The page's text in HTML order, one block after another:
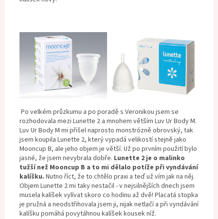
Po velkém průzkumu a po poradě s Veronikou jsem se
rozhodovala mezi Lunette 2 a mnohem větším Luv Ur Body M.
Luv Ur Body M mi přišel naprosto monstrózně obrovský, tak
jsem koupila Lunette 2, který vypadá velikostí stejně jako
Mooncup B, ale jeho objem je větší. Už po prvním použití bylo
jasné, že jsem nevybrala dobře. Lunette 2 je o malinko
tužší než Mooncup B a to mi dělalo potíže při vyndávání
kalíšku. Nutno říct, že to chtělo praxi a teď už vím jak na něj.
Objem Lunette 2 mi taky nestačil - v nejsilnějších dnech jsem
musela kalíšek vylívat skoro co hodinu až dvě! Placatá stopka
je pružná a neodstřihovala jsem ji, nijak netlačí a při vyndávání
kalíšku pomáhá povytáhnou kalíšek kousek níž.